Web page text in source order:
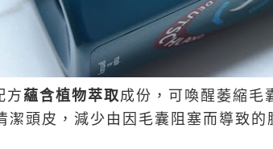
方 蘊含植物萃取成份，可喚醒萎縮毛
潔頭皮，減少由因毛囊阻塞而導致